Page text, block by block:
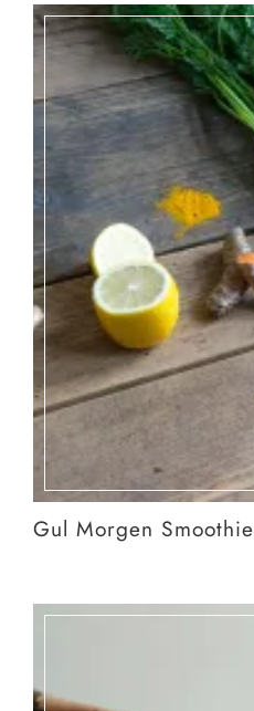
Gul Morgen Smoothie